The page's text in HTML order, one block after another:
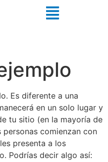
Es diferente a una
en un solo lugar y
tu sitio (en la mayoría de
comienzan con
presenta a los
Podrías decir algo así: